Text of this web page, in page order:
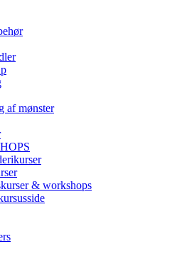
af mønster
& workshops